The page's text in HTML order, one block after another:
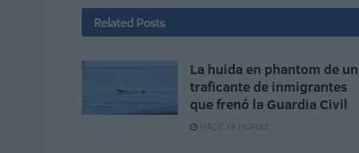
Related Posts
La huida en phantom de un
traficante de inmigrantes
que frenó la Guardia Civil
HACE 18 HORAS